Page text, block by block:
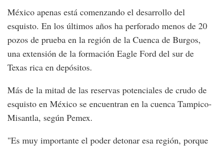
México apenas está comenzando el desarrollo del
esquisto. En los últimos años ha perforado menos de 20
pozos de prueba en la región de la Cuenca de Burgos,
una extensión de la formación Eagle Ford del sur de
Texas rica en depósitos.
Más de la mitad de las reservas potenciales de crudo de
esquisto en México se encuentran en la cuenca Tampico-
Misantla, según Pemex.
"Es muy importante el poder detonar esa región, porque